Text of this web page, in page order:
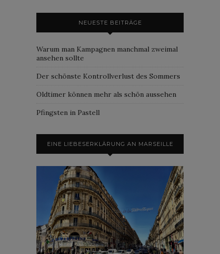
NEUESTE BEITRÄGE
Warum man Kampagnen manchmal zweimal
ansehen sollte
Der schönste Kontrollverlust des Sommers
Oldtimer können mehr als schön aussehen
Pfingsten in Pastell
EINE LIEBESERKLÄRUNG AN MARSEILLE